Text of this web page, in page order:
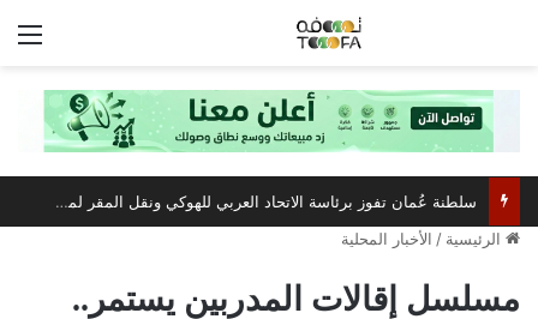
سلطنة عُمان تفوز برئاسة الاتحاد العربي للهوكي ونقل المقر لمسقط
الرئيسية / الأخبار المحلية
مسلسل إقالات المدربين يستمر..